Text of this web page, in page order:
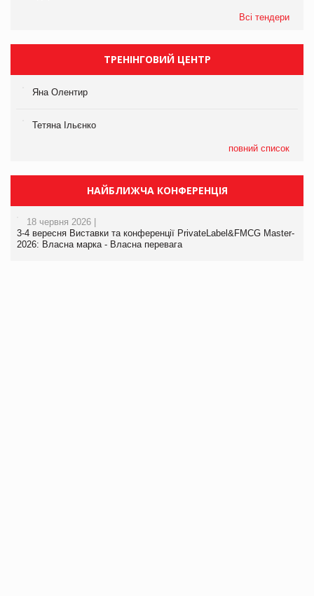
Всі тендери
ТРЕНІНГОВИЙ ЦЕНТР
Яна Олентир
Тетяна Ільєнко
повний список
НАЙБЛИЖЧА КОНФЕРЕНЦІЯ
18 червня 2026 |
3-4 вересня Виставки та конференції PrivateLabel&FMCG Master-
2026: Власна марка - Власна перевага